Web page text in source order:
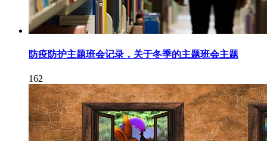
防疫防护主题班会记录，关于冬季的主题班会主题
162